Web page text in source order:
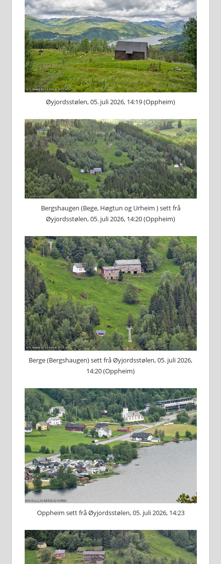
Øyjordsstølen, 05. juli 2026, 14:19 (Oppheim)
Bergshaugen (Bege, Høgtun og Urheim ) sett frå
Øyjordsstølen, 05. juli 2026, 14:20 (Oppheim)
Berge (Bergshaugen) sett frå Øyjordsstølen, 05. juli 2026,
14:20 (Oppheim)
Oppheim sett frå Øyjordsstølen, 05. juli 2026, 14:23